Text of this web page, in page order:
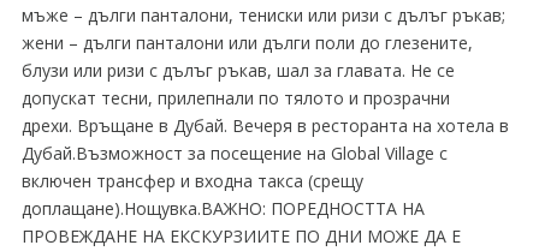
мъже – дълги панталони, тениски или ризи с дълъг ръкав;
жени – дълги панталони или дълги поли до глезените,
блузи или ризи с дълъг ръкав, шал за главата. Не се
допускат тесни, прилепнали по тялото и прозрачни
дрехи. Връщане в Дубай. Вечеря в ресторанта на хотела в
Дубай.Възможност за посещение на Global Village с
включен трансфер и входна такса (срещу
доплащане).Нощувка.ВАЖНО: ПОРЕДНОСТТА НА
ПРОВЕЖДАНЕ НА ЕКСКУРЗИИТЕ ПО ДНИ МОЖЕ ДА Е